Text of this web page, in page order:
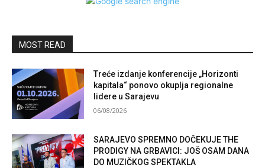
MOST READ
Treće izdanje konferencije „Horizonti
kapitala“ ponovo okuplja regionalne
lidere u Sarajevu
06/08/2026
SARAJEVO SPREMNO DOČEKUJE THE
PRODIGY NA GRBAVICI: JOŠ OSAM DANA
DO MUZIČKOG SPEKTAKLA